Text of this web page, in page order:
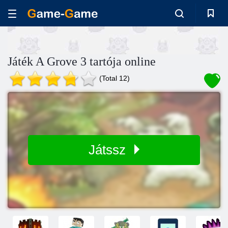
Játék A Grove 3 tartója online
(Total 12)
Játssz